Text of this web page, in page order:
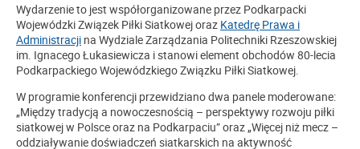
Wydarzenie to jest współorganizowane przez Podkarpacki
Wojewódzki Związek Piłki Siatkowej oraz Katedrę Prawa i
Administracji na Wydziale Zarządzania Politechniki Rzeszowskiej
im. Ignacego Łukasiewicza i stanowi element obchodów 80-lecia
Podkarpackiego Wojewódzkiego Związku Piłki Siatkowej.
W programie konferencji przewidziano dwa panele moderowane:
„Między tradycją a nowoczesnością – perspektywy rozwoju piłki
siatkowej w Polsce oraz na Podkarpaciu” oraz „Więcej niż mecz –
oddziaływanie doświadczeń siatkarskich na aktywność